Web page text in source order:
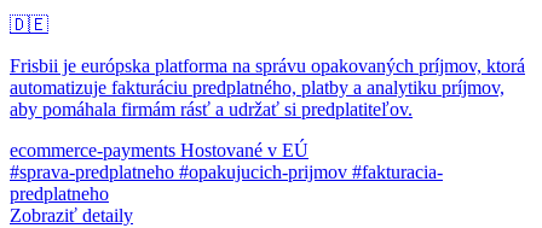
🇩🇪
Frisbii je európska platforma na správu opakovaných príjmov, ktorá
automatizuje fakturáciu predplatného, platby a analytiku príjmov,
aby pomáhala firmám rásť a udržať si predplatiteľov.
ecommerce-payments Hostované v EÚ
#sprava-predplatneho #opakujucich-prijmov #fakturacia-
predplatneho
Zobraziť detaily